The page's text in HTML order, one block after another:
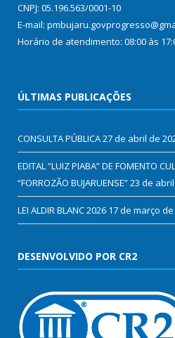
CNPJ: 05.196.563/0001-10
E-mail:
Horário de atendimento: 08:00 às
ÚLTIMAS PUBLICAÇÕES
CONSULTA PÚBLICA27 de abril de
EDITAL “LUIZ PIABA” DE FOMENTO
“FORROZÃO BUJARUENSE”23 de
LEI ALDIR BLANC 2026 17 de março de
DESENVOLVIDO POR CR2